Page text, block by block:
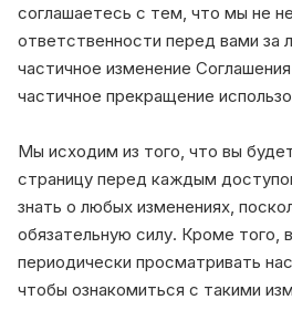
соглашаетесь с тем, что мы не
ответственности перед вами за
частичное изменение
частичное прекращение
Мы исходим из того, что вы
страницу перед каждым
знать о любых изменениях,
обязательную силу. Кроме того,
периодически просматривать
чтобы ознакомиться с такими